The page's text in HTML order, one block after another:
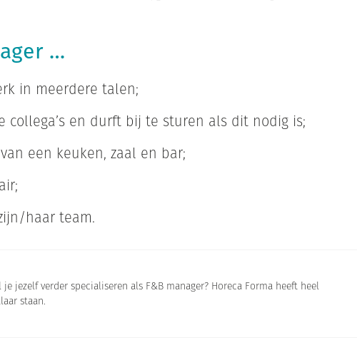
…
in meerdere talen;
collega’s en durft bij te sturen als dit nodig is;
een keuken, zaal en bar;
haar team.
jezelf verder specialiseren als F&B manager? Horeca Forma heeft heel
staan.